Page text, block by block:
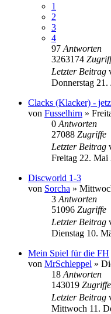
1
2
3
4
97 Antworten
3263174
Letzter Beitrag
Donnerstag 21.
Clacks (Klacker) -
von Fusselhirn »
0 Antworten
27088 Zugriffe
Letzter Beitrag
Freitag 22. Mai
Discworld 1-3
von Sorcha »
3 Antworten
51096 Zugriffe
Letzter Beitrag
Dienstag 10.
Mein Spiel für die FH
von MrSchleppel »
18 Antworten
143019 Zugriffe
Letzter Beitrag
Mittwoch 11.